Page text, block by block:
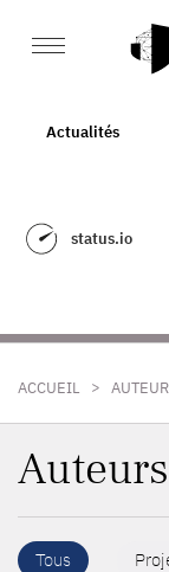
Actualités
status.io
ACCUEIL >
Tous